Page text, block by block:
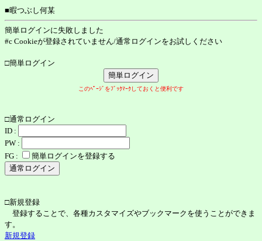
■暇つぶし何某
簡単ログインに失敗しました
#c Cookieが登録されていません/通常ログインをお試しください
□簡単ログイン
このﾍﾟｰｼﾞをﾌﾞｯｸﾏｰｸしておくと便利です
□通常ログイン
ID :
PW :
FG :
簡単ログインを登録する
□新規登録
登録することで、各種カスタマイズやブックマークを使うことができま
す。
新規登録